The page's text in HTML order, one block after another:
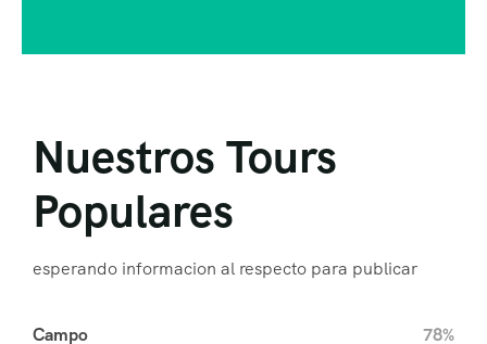
Nuestros Tours
Populares
esperando informacion al respecto para publicar
Campo 78%